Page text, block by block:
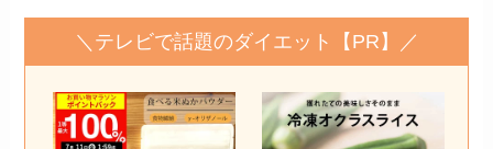
＼テレビで話題のダイエット【PR】／